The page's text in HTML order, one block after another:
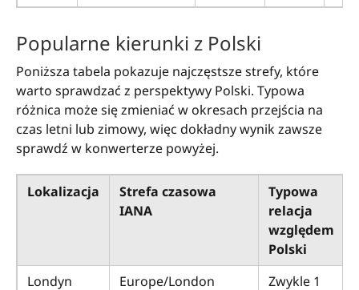
Popularne kierunki z Polski
Poniższa tabela pokazuje najczęstsze strefy, które
warto sprawdzać z perspektywy Polski. Typowa
różnica może się zmieniać w okresach przejścia na
czas letni lub zimowy, więc dokładny wynik zawsze
sprawdź w konwerterze powyżej.
Lokalizacja
Strefa czasowa
IANA
Typowa
relacja
względem
Polski
Londyn Europe/London
Zwykle 1